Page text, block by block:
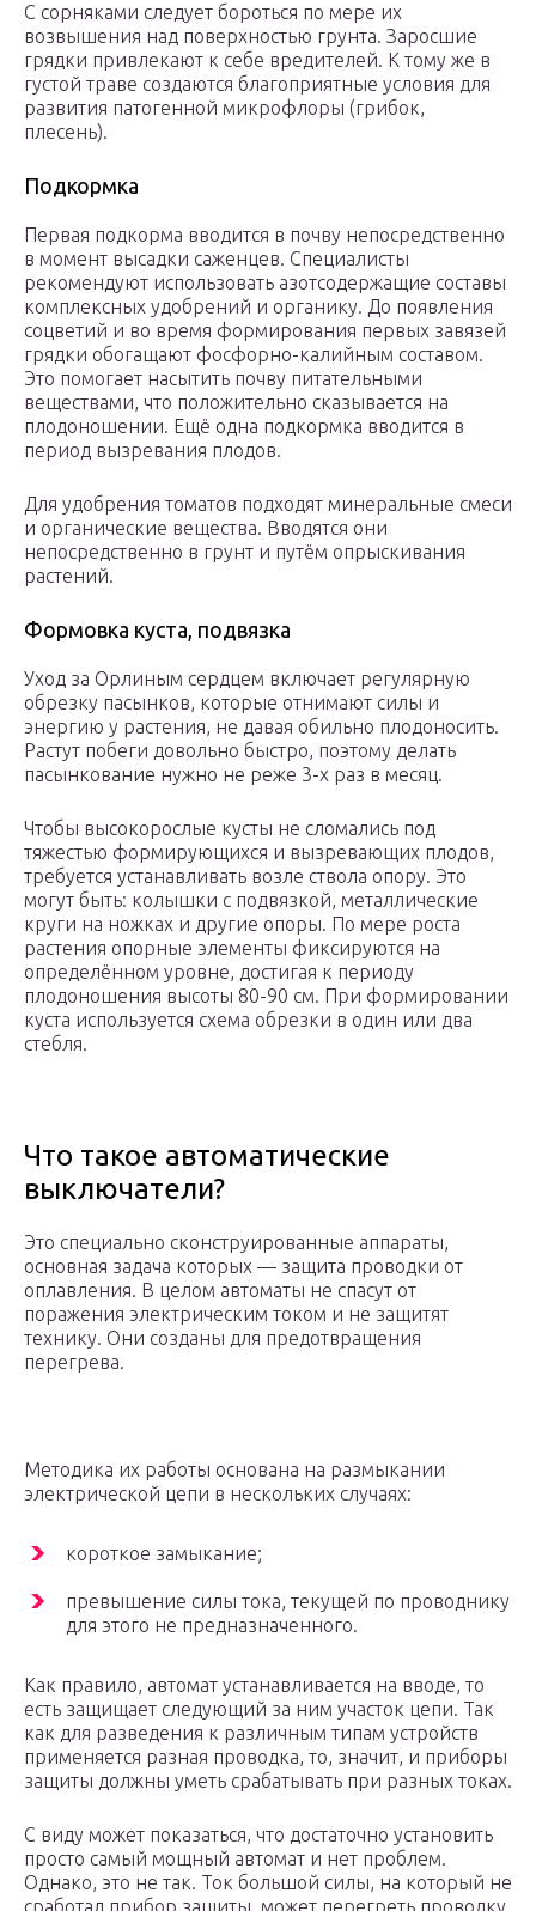
С сорняками следует бороться по мере их
возвышения над поверхностью грунта. Заросшие
грядки привлекают к себе вредителей. К тому же в
густой траве создаются благоприятные условия для
развития патогенной микрофлоры (грибок,
плесень).
Подкормка
Первая подкорма вводится в почву непосредственно
в момент высадки саженцев. Специалисты
рекомендуют использовать азотсодержащие составы
комплексных удобрений и органику. До появления
соцветий и во время формирования первых завязей
грядки обогащают фосфорно-калийным составом.
Это помогает насытить почву питательными
веществами, что положительно сказывается на
плодоношении. Ещё одна подкормка вводится в
период вызревания плодов.
Для удобрения томатов подходят минеральные смеси
и органические вещества. Вводятся они
непосредственно в грунт и путём опрыскивания
растений.
Формовка куста, подвязка
Уход за Орлиным сердцем включает регулярную
обрезку пасынков, которые отнимают силы и
энергию у растения, не давая обильно плодоносить.
Растут побеги довольно быстро, поэтому делать
пасынкование нужно не реже 3-х раз в месяц.
Чтобы высокорослые кусты не сломались под
тяжестью формирующихся и вызревающих плодов,
требуется устанавливать возле ствола опору. Это
могут быть: колышки с подвязкой, металлические
круги на ножках и другие опоры. По мере роста
растения опорные элементы фиксируются на
определённом уровне, достигая к периоду
плодоношения высоты 80-90 см. При формировании
куста используется схема обрезки в один или два
стебля.
Что такое автоматические
выключатели?
Это специально сконструированные аппараты,
основная задача которых — защита проводки от
оплавления. В целом автоматы не спасут от
поражения электрическим током и не защитят
технику. Они созданы для предотвращения
перегрева.
Методика их работы основана на размыкании
электрической цепи в нескольких случаях:
короткое замыкание;
превышение силы тока, текущей по проводнику
для этого не предназначенного.
Как правило, автомат устанавливается на вводе, то
есть защищает следующий за ним участок цепи. Так
как для разведения к различным типам устройств
применяется разная проводка, то, значит, и приборы
защиты должны уметь срабатывать при разных токах.
С виду может показаться, что достаточно установить
просто самый мощный автомат и нет проблем.
Однако, это не так. Ток большой силы, на который не
сработал прибор защиты, может перегреть проводку